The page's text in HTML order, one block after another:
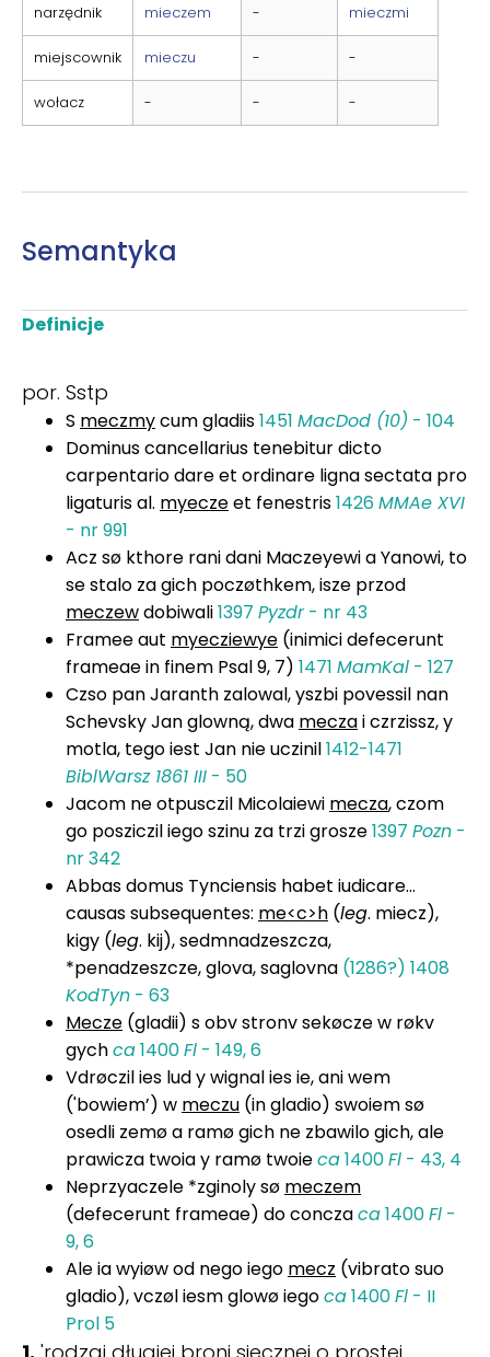
narzędnik mieczem - mieczmi
miejscownik mieczu - -
wołacz - - -
Semantyka
Definicje
por. Sstp
S meczmycum gladiis1451 MacDod (10) - 104
Dominus cancellarius tenebitur dicto
carpentario dare et ordinare ligna sectata pro
ligaturis al. myeczeet fenestris1426MMAe XVI
- nr 991
Acz sø kthore rani dani Maczeyewi a Yanowi, to
se stalo za gich poczøthkem, isze przod
meczewdobiwali1397 Pyzdr- nr 43
Framee aut myecziewye (inimici defecerunt
frameae in finem Psal 9, 7) 1471 MamKal - 127
Czso pan Jaranth zalowal, yszbi povessil nan
Schevsky Jan glowną, dwa meczai czrzissz, y
motla, tego iest Jan nie uczinil1412-1471
BiblWarsz 1861 III - 50
Jacom ne otpusczil Micolaiewi mecza, czom
go posziczil iego szinu za trzi grosze1397 Pozn -
nr 342
Abbas domus Tynciensis habet iudicare...
causas subsequentes: me<c>h (leg. miecz),
kigy (leg. kij), sedmnadzeszcza,
*penadzeszcze, glova, saglovna (1286?) 1408
KodTyn - 63
Mecze (gladii) s obv stronv sekøcze w røkv
gychca1400Fl - 149, 6
Vdrøczil ies lud y wignal ies ie, ani wem
('bowiem’) w meczu (in gladio) swoiem sø
osedli zemø a ramø gich ne zbawilo gich, ale
prawicza twoia y ramø twoieca1400Fl - 43, 4
Neprzyaczele *zginoly sø meczem
(defecerunt frameae) do conczaca1400Fl -
9, 6
Ale ia wyiøw od nego iego mecz (vibrato suo
gladio), vczøl iesm glowø iegoca1400Fl - II
Prol 5